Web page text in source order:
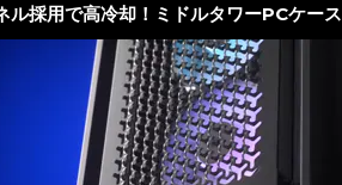
採用で高冷却！ミドルタワーPCケース